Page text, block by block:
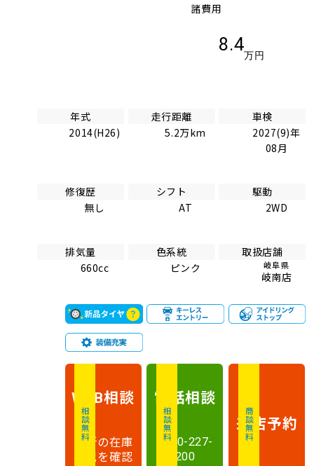
諸費用
8.4
万円
年式
2014(H26)
走行距離
5.2万km
車検
2027(9)年
08月
修復歴
無し
シフト
AT
駆動
2WD
排気量
660cc
色系統
ピンク
取扱店舗
岐阜県
岐南店
相談無料
WEB相談
最新の在庫
状況を確認
相談無料
電話相談
0120-227-
200
商談無料
来店予約